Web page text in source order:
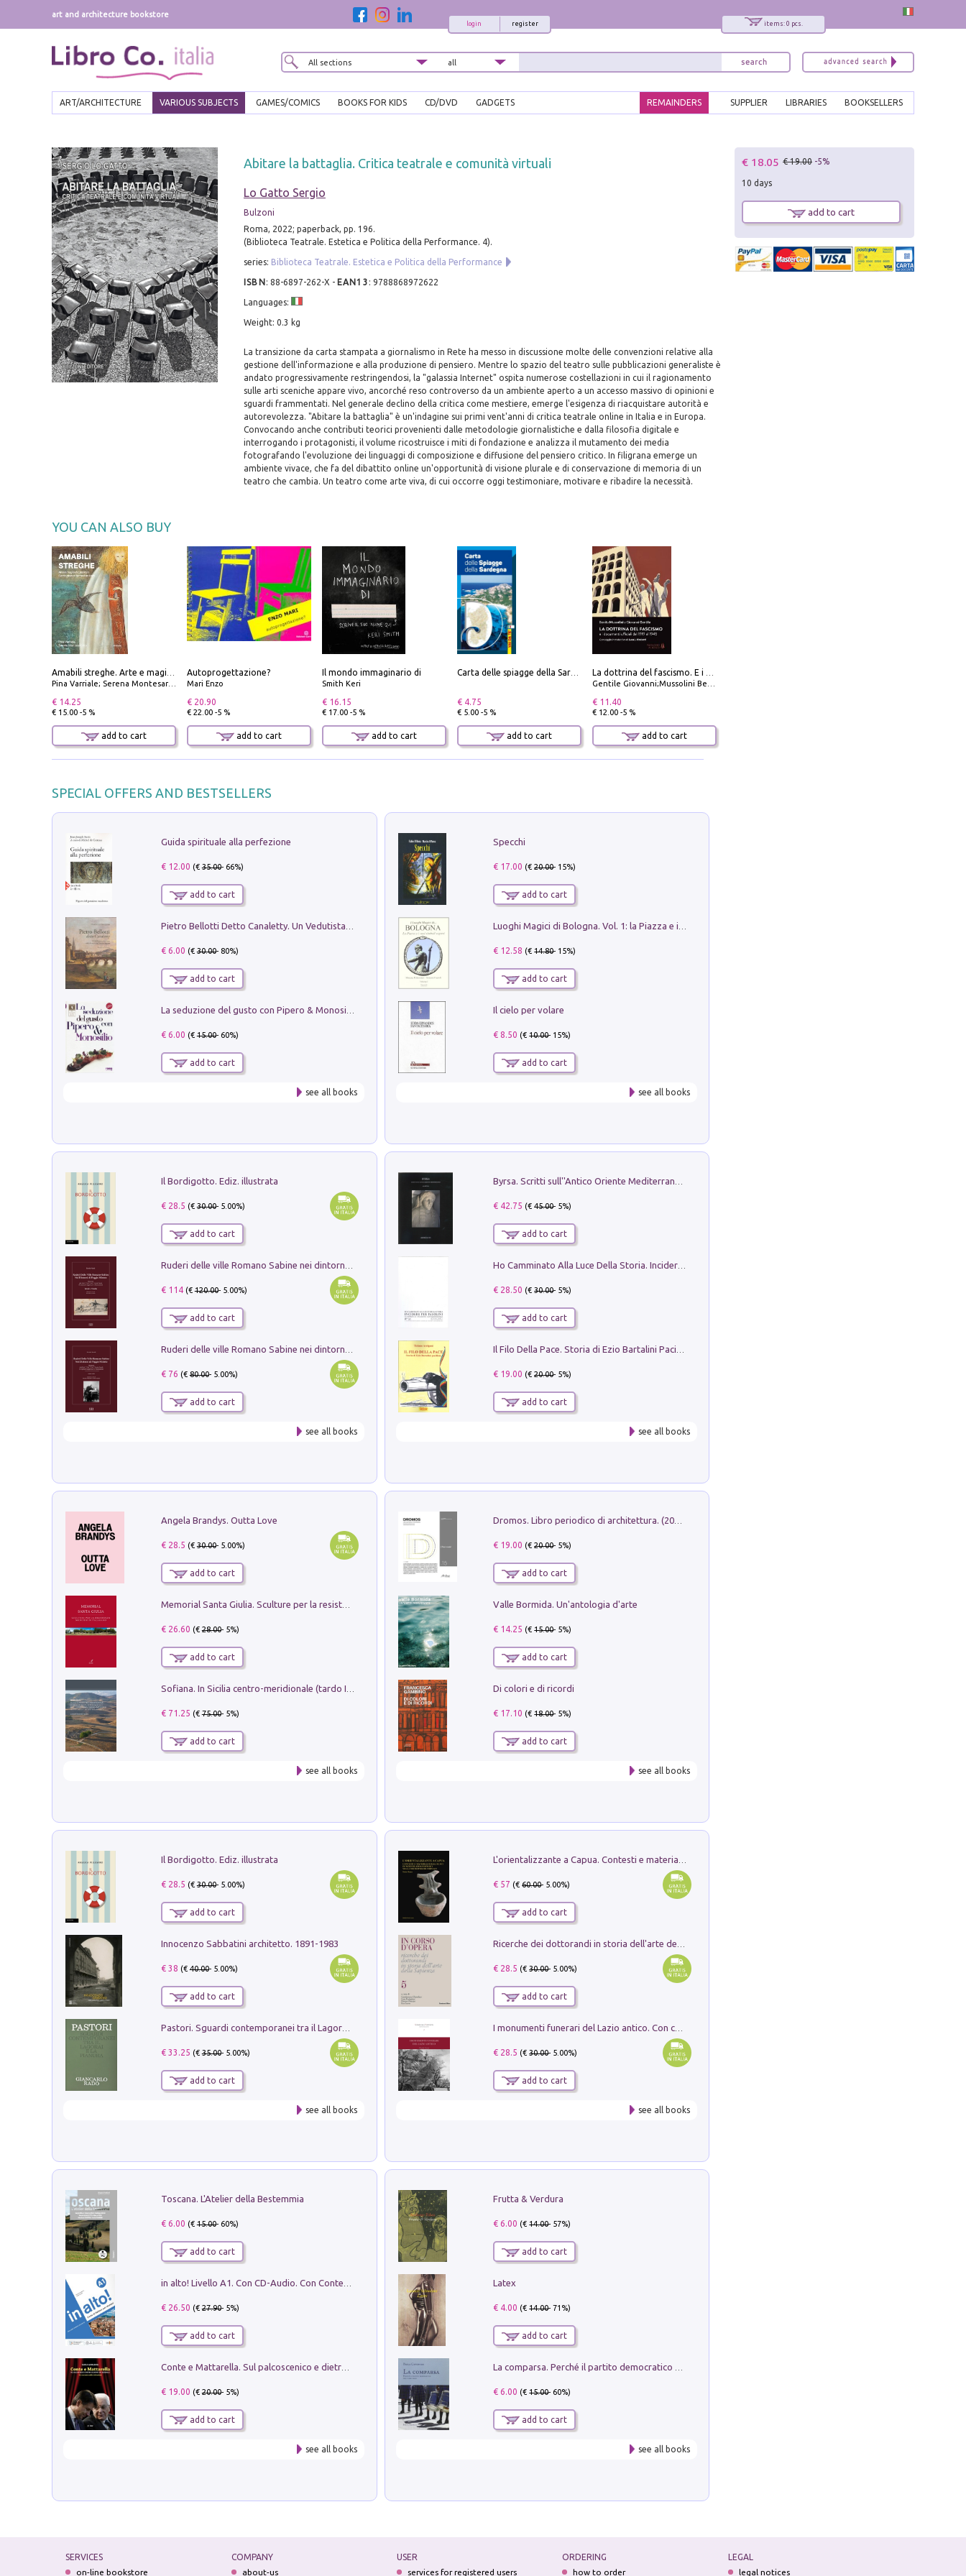
art and architecture bookstore
items: 0 pcs.
register
login
ART/ARCHITECTURE VARIOUS SUBJECTS GAMES/COMICS BOOKS FOR KIDS CD/DVD GADGETS BOOKSELLERS
LIBRARIES
SUPPLIER
REMAINDERS
Abitare la battaglia. Critica teatrale e comunità virtuali
Lo Gatto Sergio
Bulzoni
Roma, 2022; paperback, pp. 196.
(Biblioteca Teatrale. Estetica e Politica della Performance. 4).
series: Biblioteca Teatrale. Estetica e Politica della Performance
ISBN : 88-6897-262-X - EAN13 : 9788868972622
Languages:
Weight: 0.3 kg
La transizione da carta stampata a giornalismo in Rete ha messo in discussione molte delle convenzioni relative alla
gestione dell'informazione e alla produzione di pensiero. Mentre lo spazio del teatro sulle pubblicazioni generaliste è
andato progressivamente restringendosi, la "galassia Internet" ospita numerose costellazioni in cui il ragionamento
sulle arti sceniche appare vivo, ancorché reso controverso da un ambiente aperto a un accesso massivo di opinioni e
sguardi frammentati. Nel generale declino della critica come mestiere, emerge l'esigenza di riacquistare autorità e
autorevolezza. "Abitare la battaglia" è un'indagine sui primi vent'anni di critica teatrale online in Italia e in Europa.
Convocando anche contributi teorici provenienti dalle metodologie giornalistiche e dalla filosofia digitale e
interrogando i protagonisti, il volume ricostruisce i miti di fondazione e analizza il mutamento dei media
fotografando l'evoluzione dei linguaggi di composizione e diffusione del pensiero critico. In filigrana emerge un
ambiente vivace, che fa del dibattito online un'opportunità di visione plurale e di conservazione di memoria di un
teatro che cambia. Un teatro come arte viva, di cui occorre oggi testimoniare, motivare e ribadire la necessità.
YOU CAN ALSO BUY
Pina Varriale; Serena Montesarchio
€ 14.25
€ 15.00 -5 %
add to cart
Autoprogettazione?
Mari Enzo
€ 20.90
€ 22.00 -5 %
add to cart
Il mondo immaginario di
Smith Keri
€ 16.15
€ 17.00 -5 %
add to cart
€ 4.75
€ 5.00 -5 %
add to cart
Gentile Giovanni;Mussolini Benito
€ 11.40
€ 12.00 -5 %
add to cart
SPECIAL OFFERS AND BESTSELLERS
Guida spirituale alla perfezione
€ 12.00 (€35.00- 66%)
add to cart
€ 6.00 (€30.00- 80%)
add to cart
€ 6.00 (€15.00- 60%)
add to cart
see all books
Specchi
€ 17.00 (€20.00- 15%)
add to cart
€ 12.58 (€14.80- 15%)
add to cart
Il cielo per volare
€ 8.50 (€10.00- 15%)
add to cart
see all books
Il Bordigotto. Ediz. illustrata
€ 28.5 (€30.00- 5.00%)
add to cart
€ 114(€120.00- 5.00%)
add to cart
€ 76 (€80.00- 5.00%)
add to cart
see all books
€ 42.75 (€45.00- 5%)
add to cart
€ 28.50 (€30.00- 5%)
add to cart
€ 19.00 (€20.00- 5%)
add to cart
see all books
Angela Brandys. Outta Love
€ 28.5 (€30.00- 5.00%)
add to cart
Memorial Santa Giulia. Sculture per la resistenza Monchio di Palagano
€ 26.60 (€28.00- 5%)
add to cart
€ 71.25 (€75.00- 5%)
add to cart
see all books
€ 19.00 (€20.00- 5%)
add to cart
Valle Bormida. Un'antologia d'arte
€ 14.25 (€15.00- 5%)
add to cart
Di colori e di ricordi
€ 17.10 (€18.00- 5%)
add to cart
see all books
Il Bordigotto. Ediz. illustrata
€ 28.5 (€30.00- 5.00%)
add to cart
Innocenzo Sabbatini architetto. 1891-1983
€ 38 (€40.00- 5.00%)
add to cart
Pastori. Sguardi contemporanei tra il Lagorai e la pianura. Ediz. illustrata
€ 33.25 (€35.00- 5.00%)
add to cart
see all books
€ 57 (€60.00- 5.00%)
add to cart
€ 28.5 (€30.00- 5.00%)
add to cart
€ 28.5 (€30.00- 5.00%)
add to cart
see all books
Toscana. L'Atelier della Bestemmia
€ 6.00 (€15.00- 60%)
add to cart
€ 26.50 (€27.90- 5%)
add to cart
Conte e Mattarella. Sul palcoscenico e dietro le quinte del Quirinale. Un racconto sulle istituzioni
€ 19.00 (€20.00- 5%)
add to cart
see all books
Frutta & Verdura
€ 6.00 (€14.00- 57%)
add to cart
Latex
€ 4.00 (€14.00- 71%)
add to cart
€ 6.00 (€15.00- 60%)
add to cart
see all books
€ 18.05 € 19.00 -5%
10 days
add to cart
SERVICES
on-line bookstore
COMPANY
about-us
USER
services for registered users
ORDERING
how to order
LEGAL
legal notices
x
Interessato ai nostri libri?
Sarai informato delle nostre novità, potrai
comunque cancellarti quando desideri.
modulo di iscrizione